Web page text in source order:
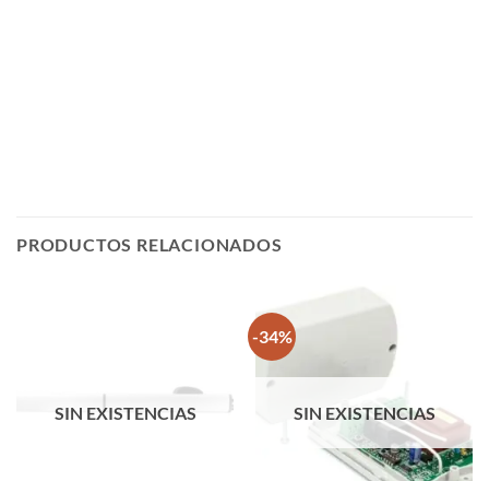
PRODUCTOS RELACIONADOS
SIN EXISTENCIAS
-34%
SIN EXISTENCIAS